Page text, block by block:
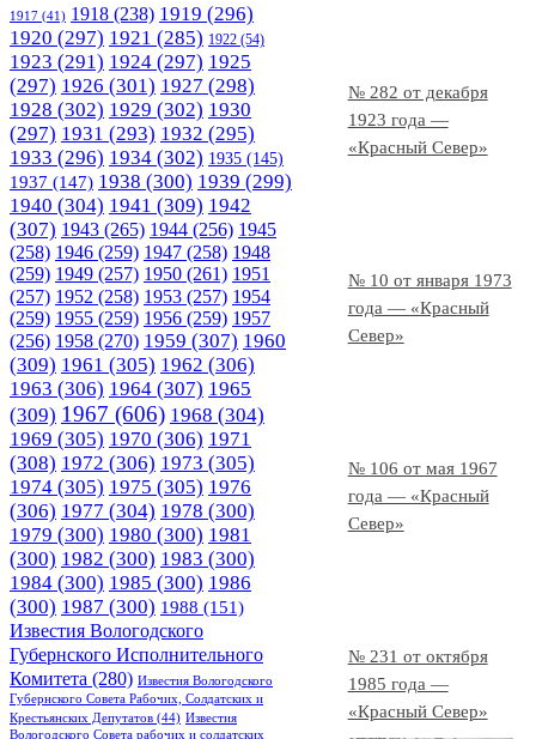
№ 282 от декабря
1923 года —
«Красный Север»
№ 10 от января 1973
года — «Красный
Север»
№ 106 от мая 1967
года — «Красный
Север»
№ 231 от октября
1985 года —
«Красный Север»
1917 (41) 1918 (238) 1919 (296)
1920 (297) 1921 (285) 1922 (54)
1923 (291) 1924 (297) 1925
(297) 1926 (301) 1927 (298)
1928 (302) 1929 (302) 1930
(297) 1931 (293) 1932 (295)
1933 (296) 1934 (302) 1935 (145)
1937 (147) 1938 (300) 1939 (299)
1940 (304) 1941 (309) 1942
(307) 1943 (265) 1944 (256) 1945
(258) 1946 (259) 1947 (258) 1948
(259) 1949 (257) 1950 (261) 1951
(257) 1952 (258) 1953 (257) 1954
(259) 1955 (259) 1956 (259) 1957
(256) 1958 (270) 1959 (307) 1960
(309) 1961 (305) 1962 (306)
1963 (306) 1964 (307) 1965
(309) 1967 (606) 1968 (304)
1969 (305) 1970 (306) 1971
(308) 1972 (306) 1973 (305)
1974 (305) 1975 (305) 1976
(306) 1977 (304) 1978 (300)
1979 (300) 1980 (300) 1981
(300) 1982 (300) 1983 (300)
1984 (300) 1985 (300) 1986
(300) 1987 (300) 1988 (151)
Известия Вологодского
Губернского Исполнительного
Комитета (280) Известия Вологодского
Губернского Совета Рабочих, Солдатских и
Крестьянских Депутатов (44) Известия
Вологодского Совета рабочих и солдатских